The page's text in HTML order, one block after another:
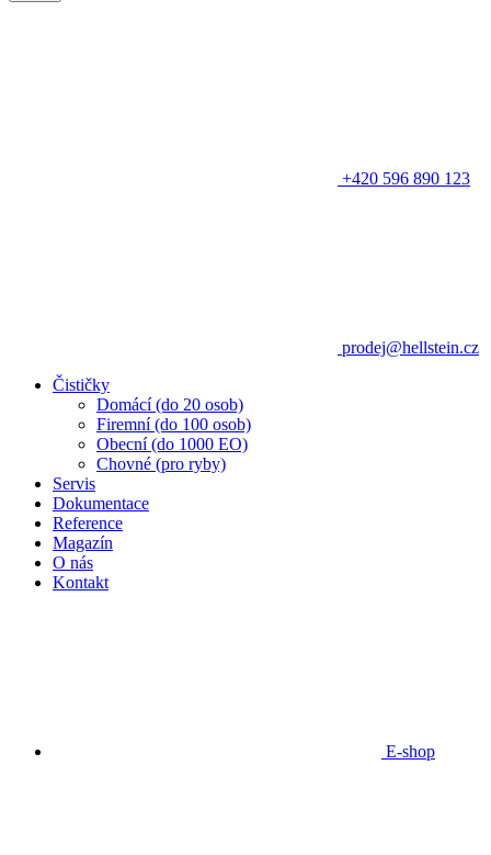
+420 596 890 123
prodej@hellstein.cz
Čističky
Domácí (do 20 osob)
Firemní (do 100 osob)
Obecní (do 1000 EO)
Chovné (pro ryby)
Servis
Dokumentace
Reference
Magazín
O nás
Kontakt
E-shop